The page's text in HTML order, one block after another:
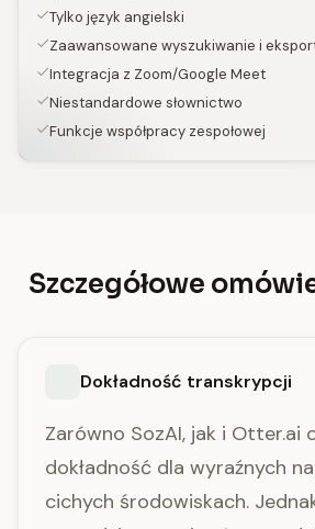
Tylko język angielski
Zaawansowane wyszukiwanie i
Integracja z Zoom/Google Meet
Niestandardowe słownictwo
Funkcje współpracy zespołowej
Szczegółowe
Dokładność transkrypcji
Zarówno SozAI, jak i Otter.ai
dokładność dla wyraźnych
cichych środowiskach.